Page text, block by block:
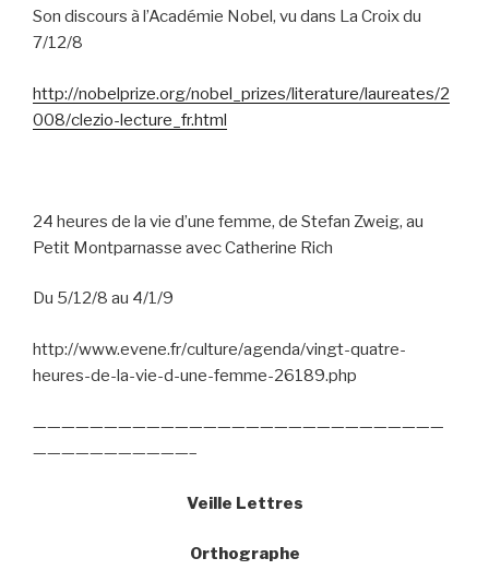
Son discours à l’Académie Nobel, vu dans La Croix du
7/12/8
http://nobelprize.org/nobel_prizes/literature/laureates/2
008/clezio-lecture_fr.html
24 heures de la vie d’une femme, de Stefan Zweig, au
Petit Montparnasse avec Catherine Rich
Du 5/12/8 au 4/1/9
http://www.evene.fr/culture/agenda/vingt-quatre-
heures-de-la-vie-d-une-femme-26189.php
—————————————————————————————
———————————–
Veille Lettres
Orthographe